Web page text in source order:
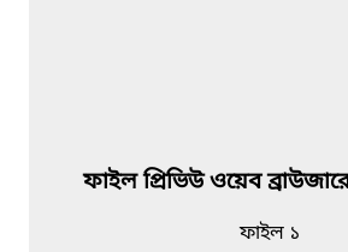
ফাইল প্রিভিউ ওয়েব
ফাইল ১